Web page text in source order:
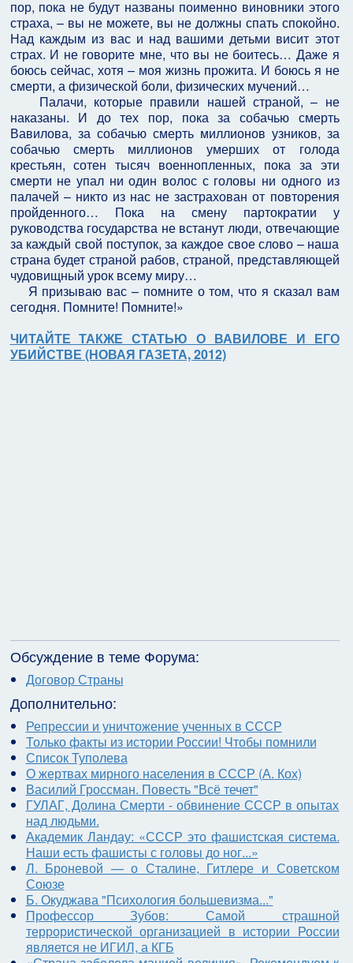
пор, пока не будут названы поименно виновники этого
страха, – вы не мо­жете, вы не должны спать спокойно.
Над каждым из вас и над вашими деть­ми висит этот
страх. И не говорите мне, что вы не боитесь… Даже я
боюсь сейчас, хотя – моя жизнь прожита. И боюсь я не
смерти, а физической боли, физических мучений…
Палачи, которые правили нашей страной, – не
наказаны. И до тех пор, пока за собачью смерть
Вавилова, за собачью смерть миллионов узни­ков, за
собачью смерть миллионов умерших от голода
крестьян, сотен тысяч военнопленных, пока за эти
смерти не упал ни один волос с головы ни од­ного из
палачей – никто из нас не застрахован от повторения
пройденного… Пока на смену партократии у
руководства государства не встанут люди, отве­чающие
за каждый свой поступок, за каждое свое слово – наша
страна будет страной рабов, страной, представляющей
чудовищный урок всему миру…
Я призываю вас – помните о том, что я сказал вам
сегодня. Помните! Помните!»
ЧИТАЙТЕ ТАКЖЕ СТАТЬЮ О ВАВИЛОВЕ И ЕГО
УБИЙСТВЕ (НОВАЯ ГАЗЕТА, 2012)
Обсуждение в теме Форума:
Договор Страны
Дополнительно:
Репрессии и уничтожение ученных в СССР
Только факты из истории России! Чтобы помнили
Список Туполева
О жертвах мирного населения в СССР (А. Кох)
Василий Гроссман. Повесть "Всё течет"
ГУЛАГ, Долина Смерти - обвинение СССР в опытах
над людьми.
Академик Ландау: «СССР это фашистская система.
Наши есть фашисты с головы до ног...»
Л. Броневой — о Сталине, Гитлере и Советском
Союзе
Б. Окуджава "Психология большевизма..."
Профессор Зубов: Самой страшной
террористической организацией в истории России
является не ИГИЛ, а КГБ